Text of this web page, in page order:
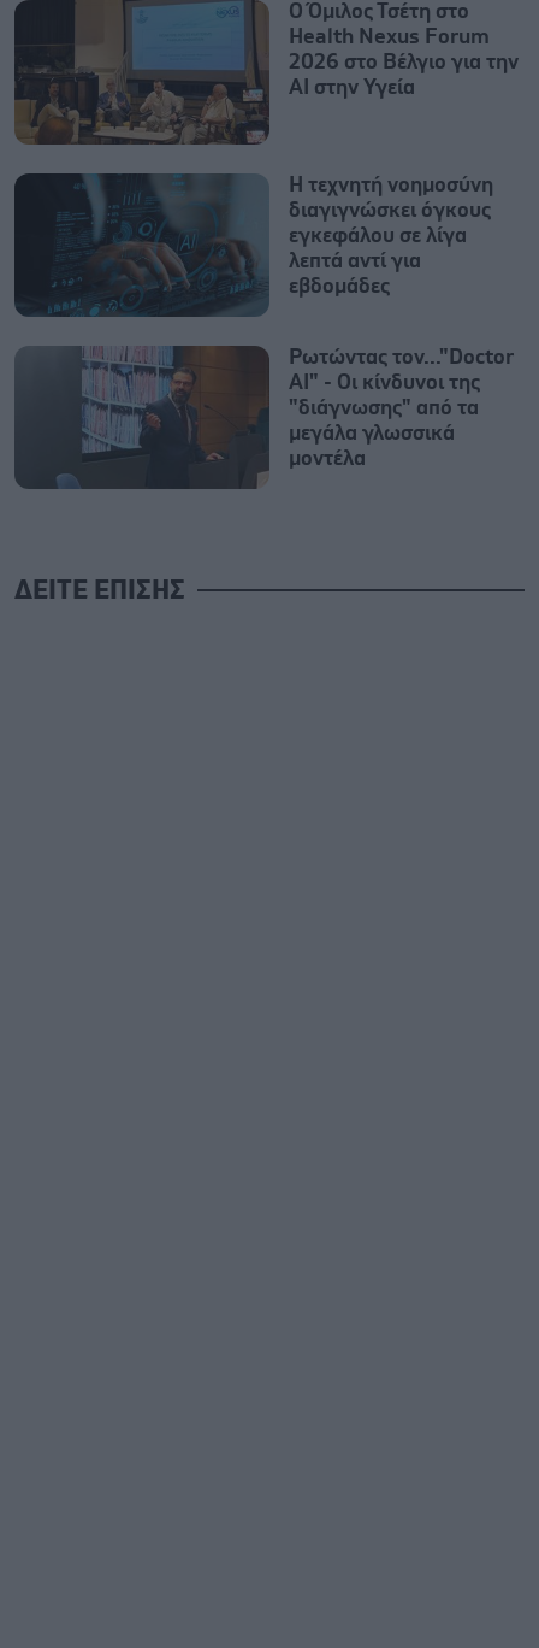
Ο Όμιλος Τσέτη στο
Health Nexus Forum
2026 στο Βέλγιο για την
ΑΙ στην Υγεία
Η τεχνητή νοημοσύνη
διαγιγνώσκει όγκους
εγκεφάλου σε λίγα
λεπτά αντί για
εβδομάδες
Ρωτώντας τον..."Doctor
AI" - Οι κίνδυνοι της
"διάγνωσης" από τα
μεγάλα γλωσσικά
μοντέλα
ΔΕΙΤΕ ΕΠΙΣΗΣ